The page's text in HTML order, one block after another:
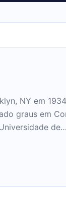
NY em
graus em
de
astronomia e
co-fundador da